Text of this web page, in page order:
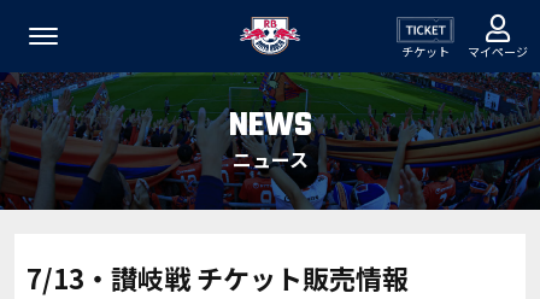
チケット マイページ
NEWS
ニュース
7/13・讃岐戦 チケット販売情報